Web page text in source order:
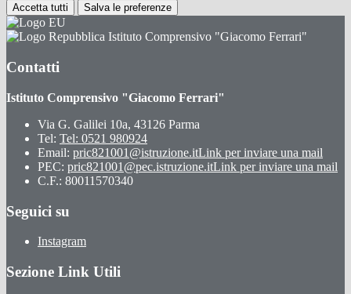
Accetta tutti Salva le preferenze
Istituto Comprensivo "Giacomo Ferrari"
Contatti
Istituto Comprensivo "Giacomo Ferrari"
Via G. Galilei 10a, 43126 Parma
Tel: Tel: 0521 980924
Email: pric821001@istruzione.itLink per inviare una mail
PEC: pric821001@pec.istruzione.itLink per inviare una mail
C.F.: 80011570340
Seguici su
Instagram
Sezione Link Utili